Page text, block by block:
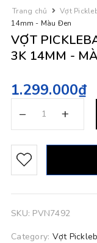
Trang chủ Vợt
14mm - Màu Đen
VỢT
3K 14MM -
1.299.000₫
– +
SKU: PVN7492
Category: Vợt